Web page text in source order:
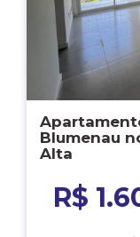
Blumenau
Alta
R$